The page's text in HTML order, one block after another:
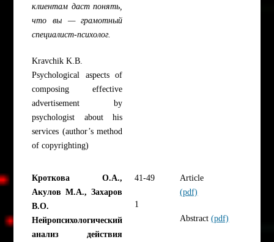
клиентам даст понять,
что вы — грамотный
специалист-психолог.
Kravchik K.B.
Psychological aspects of
composing effective
advertisement by
psychologist about his
services (author’s method
of copyrighting)
Кроткова О.А.,
Акулов М.А., Захаров
В.О.
Нейропсихологический
анализ действия
41-49
1
Article
(pdf)
Abstract(pdf)